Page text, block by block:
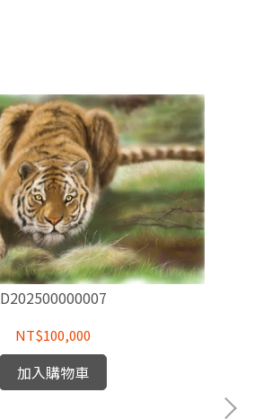
D202500000007
NT$100,000
加入購物車